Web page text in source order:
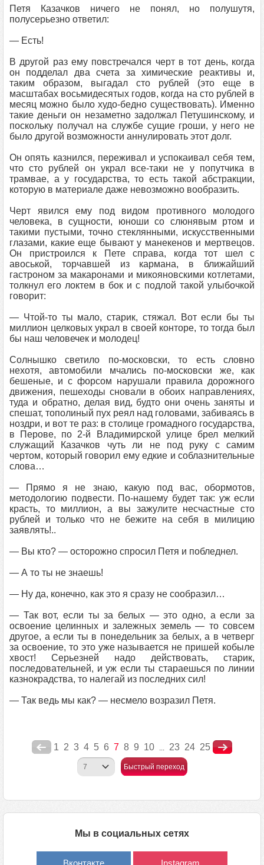
Петя Казачков ничего не понял, но полушутя,
полусерьезно ответил:
— Есть!
В другой раз ему повстречался черт в тот день, когда
он подделал два счета за химические реактивы и,
таким образом, выгадал сто рублей (это еще в
масштабах восьмидесятых годов, когда на сто рублей в
месяц можно было худо-бедно существовать). Именно
такие деньги он незаметно задолжал Петушинскому, и
поскольку получал на службе сущие гроши, у него не
было другой возможности аннулировать этот долг.
Он опять казнился, переживал и успокаивал себя тем,
что сто рублей он украл все-таки не у попутчика в
трамвае, а у государства, то есть такой абстракции,
которую в материале даже невозможно вообразить.
Черт явился ему под видом противного молодого
человека, в сущности, юноши со слюнявым ртом и
такими пустыми, точно стеклянными, искусственными
глазами, какие еще бывают у манекенов и мертвецов.
Он пристроился к Пете справа, когда тот шел с
авоськой, торчавшей из кармана, в ближайший
гастроном за макаронами и микояновскими котлетами,
толкнул его локтем в бок и с подлой такой улыбочкой
говорит:
— Чтой-то ты мало, старик, стяжал. Вот если бы ты
миллион целковых украл в своей конторе, то тогда был
бы наш человечек и молодец!
Солнышко светило по-московски, то есть словно
нехотя, автомобили мчались по-московски же, как
бешеные, и с форсом нарушали правила дорожного
движения, пешеходы сновали в обоих направлениях,
туда и обратно, делая вид, будто они очень заняты и
спешат, тополиный пух реял над головами, забиваясь в
ноздри, и вот те раз: в столице громадного государства,
в Перове, по 2-й Владимирской улице брел мелкий
служащий Казачков чуть ли не под руку с самим
чертом, который говорил ему едкие и соблазнительные
слова…
— Прямо я не знаю, какую под вас, обормотов,
методологию подвести. По-нашему будет так: уж если
красть, то миллион, а вы зажулите несчастные сто
рублей и только что не бежите на себя в милицию
заявлять!..
— Вы кто? — осторожно спросил Петя и побледнел.
— А то ты не знаешь!
— Ну да, конечно, как это я сразу не сообразил…
— Так вот, если ты за белых — это одно, а если за
освоение целинных и залежных земель — то совсем
другое, а если ты в понедельник за белых, а в четверг
за освоение, то это уже называется не пришей кобыле
хвост! Серьезней надо действовать, старик,
последовательней, и уж если ты стараешься по линии
казнокрадства, то налегай из последних сил!
— Так ведь мы как? — несмело возразил Петя.
1 2 3 4 5 6 7 8 9 10 ... 23 24 25
Быстрый переход
Мы в социальных сетях
Вконтакте Instagram